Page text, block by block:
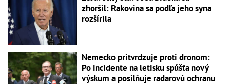
zhoršil: Rakovina sa podľa jeho syna
rozšírila
Nemecko pritvrdzuje proti dronom:
Po incidente na letisku spúšťa nový
výskum a posilňuje radarovú ochranu